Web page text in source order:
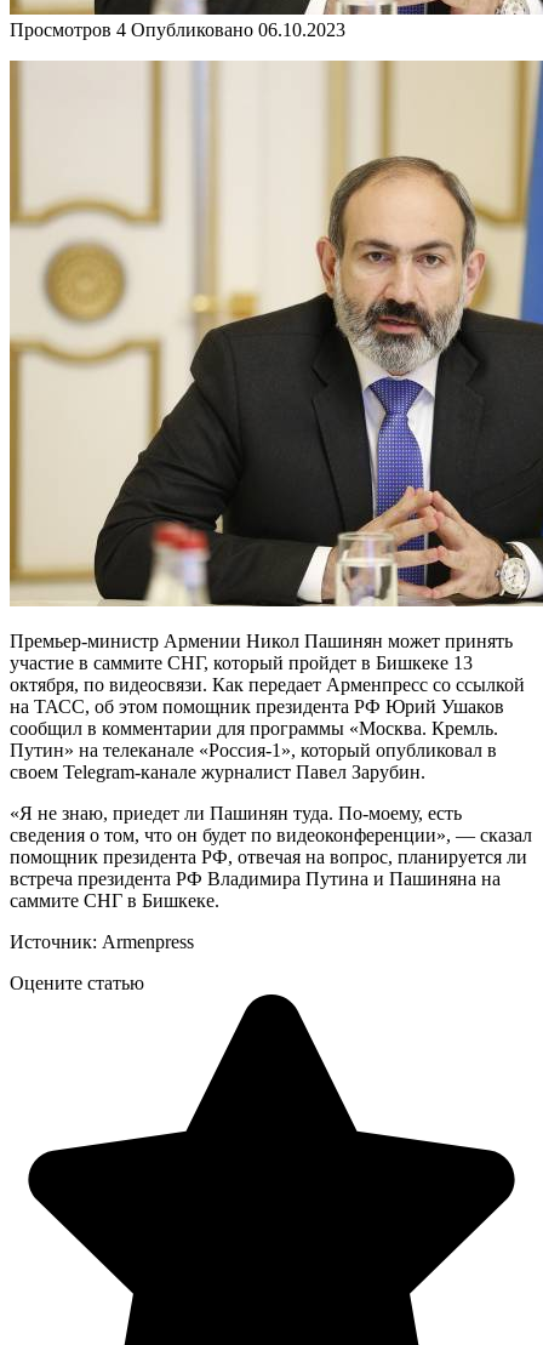
Просмотров 4 Опубликовано 06.10.2023
Премьер-министр Армении Никол Пашинян может принять
участие в саммите СНГ, который пройдет в Бишкеке 13
октября, по видеосвязи. Как передает Арменпресс со ссылкой
на ТАСС, об этом помощник президента РФ Юрий Ушаков
сообщил в комментарии для программы «Москва. Кремль.
Путин» на телеканале «Россия-1», который опубликовал в
своем Telegram-канале журналист Павел Зарубин.
«Я не знаю, приедет ли Пашинян туда. По-моему, есть
сведения о том, что он будет по видеоконференции», — сказал
помощник президента РФ, отвечая на вопрос, планируется ли
встреча президента РФ Владимира Путина и Пашиняна на
саммите СНГ в Бишкеке.
Источник: Armenpress
Оцените статью